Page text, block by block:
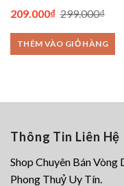
299.000₫
là:
209.000₫
tại
là:
THÊM VÀO GIỎ HÀNG
Thông Tin Liên Hệ
Shop Chuyên Bán Vòng
Phong Thuỷ Uy Tín.